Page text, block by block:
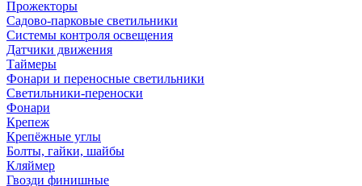
Прожекторы
Садово-парковые светильники
Системы контроля освещения
Датчики движения
Таймеры
Фонари и переносные светильники
Светильники-переноски
Фонари
Крепеж
Крепёжные углы
Болты, гайки, шайбы
Кляймер
Гвозди финишные